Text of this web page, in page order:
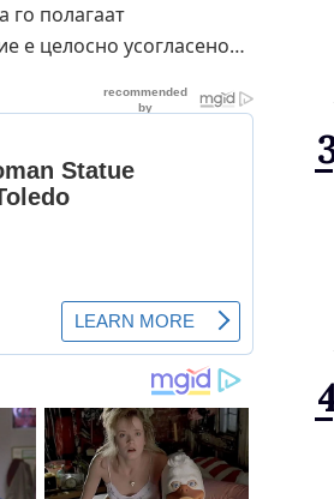
полагаат
е целосно усогласено…